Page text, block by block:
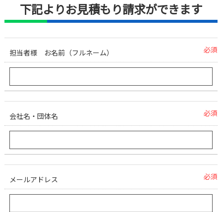
下記よりお見積もり請求ができます
担当者様 お名前（フルネーム） 必須
会社名・団体名 必須
メールアドレス 必須